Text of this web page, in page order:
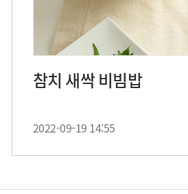
참치 새싹 비빔밥
2022-09-19 14:55